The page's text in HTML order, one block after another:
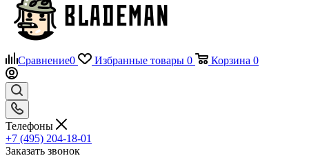
Сравнение0 Избранные товары 0 Корзина 0
Телефоны
+7 (495) 204-18-01
Заказать звонок